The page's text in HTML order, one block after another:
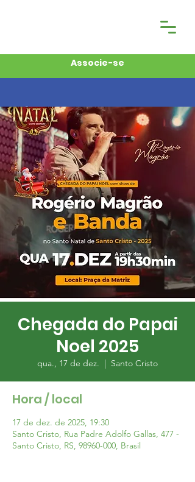
Associe-se
Chegada do Papai
Noel 2025
qua., 17 de dez.
  |
Santo Cristo
Hora / local
17 de dez. de 2025, 19:30
Santo Cristo, Rua Padre Adolfo Gallas, 477 -
Santo Cristo, RS, 98960-000, Brasil